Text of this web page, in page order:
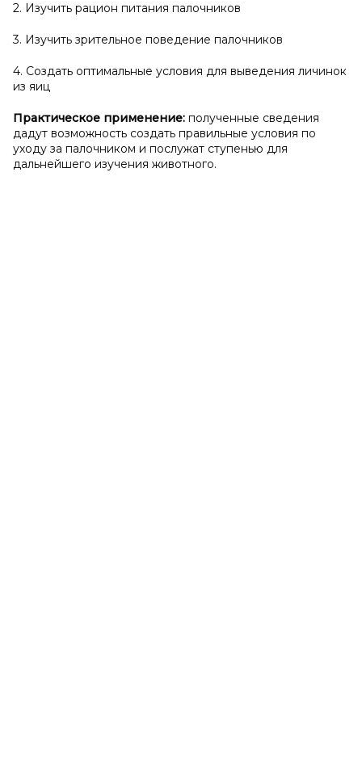
2. Изучить рацион питания палочников
3. Изучить зрительное поведение палочников
4. Создать оптимальные условия для выведения личинок
из яиц
Практическое применение: полученные сведения
дадут возможность создать правильные условия по
уходу за палочником и послужат ступенью для
дальнейшего изучения животного.